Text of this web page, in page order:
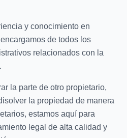
y conocimiento en
de todos los
relacionados con la
la parte de otro propietario,
la propiedad de manera
estamos aquí para
legal de alta calidad y